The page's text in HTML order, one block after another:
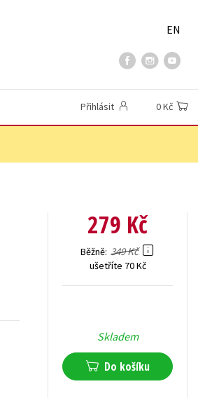
EN
Přihlásit 0 Kč
279 Kč
Běžně 349 Kč
ušetříte 70 Kč
Skladem
Do košíku